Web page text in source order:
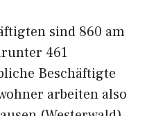
sind 860 am
461
Beschäftigte
arbeiten also